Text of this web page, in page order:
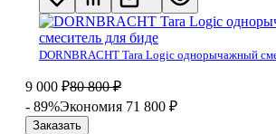
DORNBRACHT Tara Logic однорычажный
9 000 ₽80 800 ₽
- 89%Экономия 71 800 ₽
Заказать